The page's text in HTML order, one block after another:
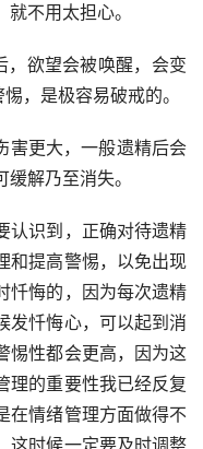
不用太担心。
，欲望会被唤醒，会变
，是极容易破戒的。
害更大，一般遗精后会
解乃至消失。
认识到，正确对待遗精
和提高警惕，以免出现
忏悔的，因为每次遗精
发忏悔心，可以起到消
惕性都会更高，因为这
理的重要性我已经反复
在情绪管理方面做得不